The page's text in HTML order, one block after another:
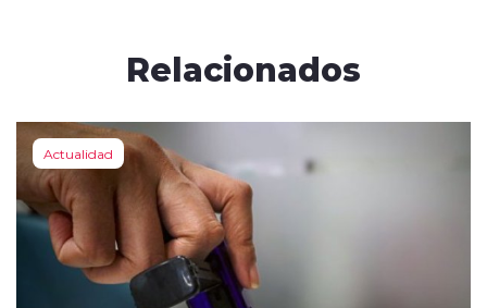
Relacionados
Actualidad